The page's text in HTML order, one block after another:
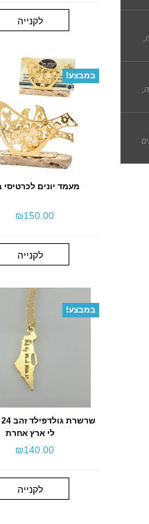
לקנייה
במבצע!
מעמד יונים לכרטיסי
₪‎150.00
לקנייה
במבצע!
לי ארץ אחרת
₪‎140.00
לקנייה